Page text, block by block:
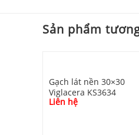
Sản phẩm
Gạch lát nền 30×30
Viglacera KS3634
Liên hệ